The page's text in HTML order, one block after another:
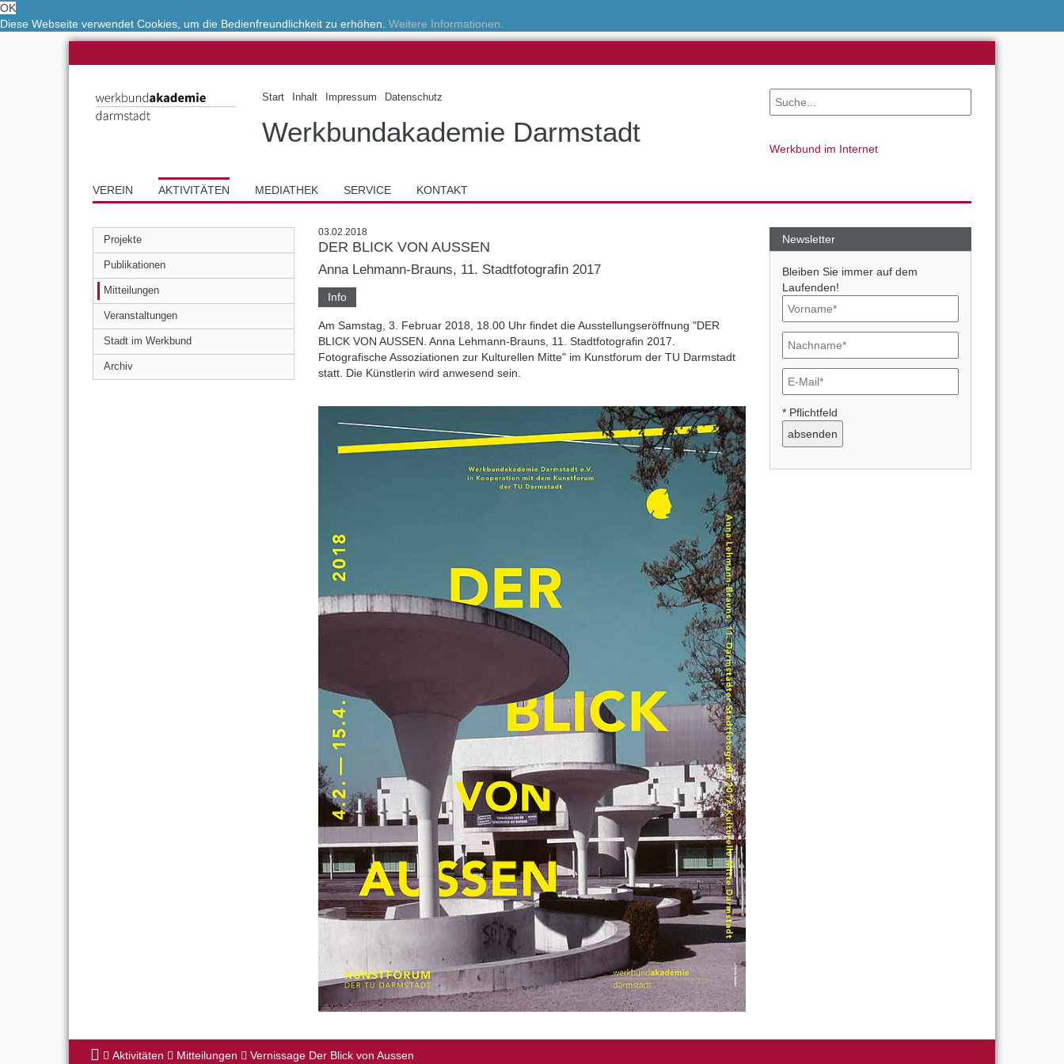
OK
Diese Webseite verwendet Cookies, um die Bedienfreundlichkeit zu erhöhen. Weitere Informationen.
Start Inhalt Impressum Datenschutz
Werkbundakademie Darmstadt
Werkbund im Internet
VEREIN AKTIVITÄTEN MEDIATHEK SERVICE KONTAKT
Projekte
Publikationen
Mitteilungen
Veranstaltungen
Stadt im Werkbund
Archiv
03.02.2018
DER BLICK VON AUSSEN
Anna Lehmann-Brauns, 11. Stadtfotografin 2017
Info
Am Samstag, 3. Februar 2018, 18.00 Uhr findet die Ausstellungseröffnung "DER
BLICK VON AUSSEN. Anna Lehmann-Brauns, 11. Stadtfotografin 2017.
Fotografische Assoziationen zur Kulturellen Mitte" im Kunstforum der TU Darmstadt
statt. Die Künstlerin wird anwesend sein.
Newsletter
Bleiben Sie immer auf dem
Laufenden!
* Pflichtfeld
Aktivitäten Mitteilungen Vernissage Der Blick von Aussen